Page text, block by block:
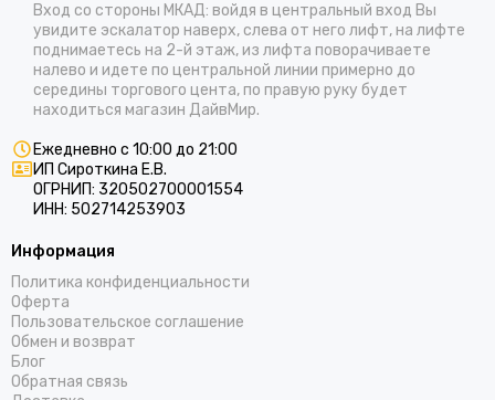
Вход со стороны МКАД: войдя в центральный вход Вы
увидите эскалатор наверх, слева от него лифт, на лифте
поднимаетесь на 2-й этаж, из лифта поворачиваете
налево и идете по центральной линии примерно до
середины торгового цента, по правую руку будет
находиться магазин ДайвМир.
Ежедневно с 10:00 до 21:00
ИП Сироткина Е.В.
ОГРНИП: 320502700001554
ИНН: 502714253903
Информация
Политика конфиденциальности
Оферта
Пользовательское соглашение
Обмен и возврат
Блог
Обратная связь